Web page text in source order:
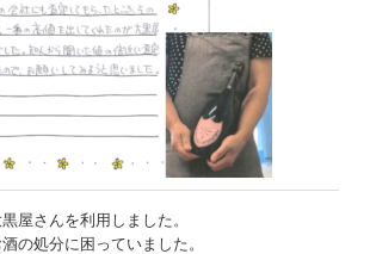
屋さんを利用しました。
の処分に困っていました。